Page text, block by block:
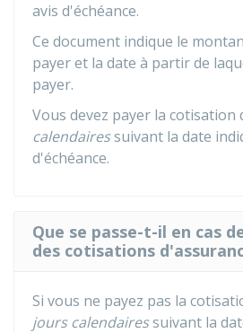
avis d'échéance.
Ce document indique le
payer et la date à partir de
payer.
Vous devez payer la cotisation
calendairessuivant la date
d'échéance.
Que se passe-t-il en cas
des cotisations
Si vous ne payez pas la
jours calendairessuivant la